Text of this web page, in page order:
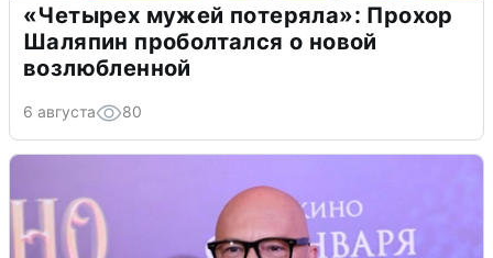
«Четырех мужей потеряла»: Прохор
Шаляпин проболтался о новой
возлюбленной
6 августа 80